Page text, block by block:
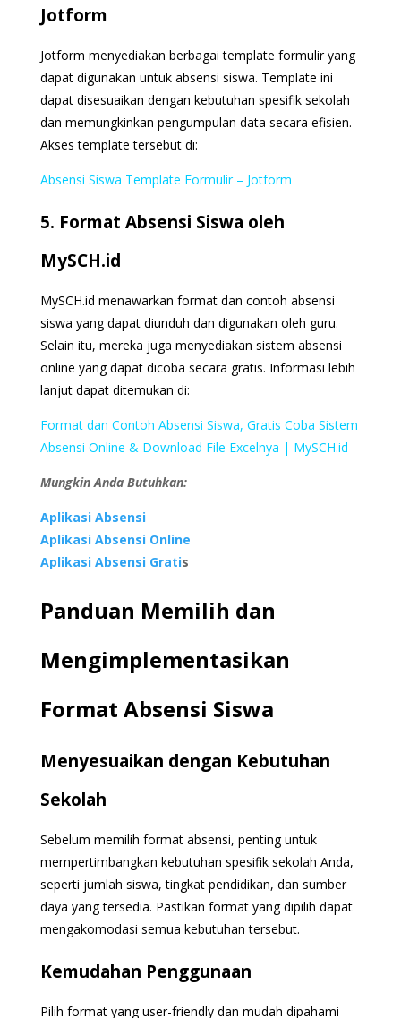
Jotform
Jotform menyediakan berbagai template formulir yang
dapat digunakan untuk absensi siswa. Template ini
dapat disesuaikan dengan kebutuhan spesifik sekolah
dan memungkinkan pengumpulan data secara efisien.
Akses template tersebut di:
Absensi Siswa Template Formulir – Jotform
5. Format Absensi Siswa oleh
MySCH.id
MySCH.id menawarkan format dan contoh absensi
siswa yang dapat diunduh dan digunakan oleh guru.
Selain itu, mereka juga menyediakan sistem absensi
online yang dapat dicoba secara gratis. Informasi lebih
lanjut dapat ditemukan di:
Format dan Contoh Absensi Siswa, Gratis Coba Sistem
Absensi Online & Download File Excelnya | MySCH.id
Mungkin Anda Butuhkan:
Aplikasi Absensi
Aplikasi Absensi Online
Aplikasi Absensi Gratis
Panduan Memilih dan
Mengimplementasikan
Format Absensi Siswa
Menyesuaikan dengan Kebutuhan
Sekolah
Sebelum memilih format absensi, penting untuk
mempertimbangkan kebutuhan spesifik sekolah Anda,
seperti jumlah siswa, tingkat pendidikan, dan sumber
daya yang tersedia. Pastikan format yang dipilih dapat
mengakomodasi semua kebutuhan tersebut.
Kemudahan Penggunaan
Pilih format yang user-friendly dan mudah dipahami